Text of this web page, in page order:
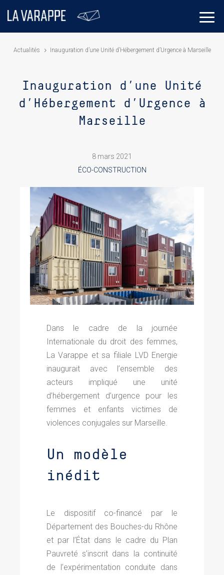
Actualités Inauguration d’une Unité d’Hébergement d’Urgence à Marseille
Inauguration d’une Unité
d’Hébergement d’Urgence à
Marseille
8 mars 2021
ÉCO-CONSTRUCTION
Dans le cadre de la journée
Internationale du droit des femmes,
La Varappe et sa filiale LVD Energie
inaugurait avec l’ensemble des
acteurs impliqué une unité
d’hébergement d’urgence pour les
femmes et enfants victimes de
violences conjugales sur Marseille.
Un modèle
inédit
Le dispositif co-financé par le
Département des Bouches-du Rhône
et par l’État dans le cadre du Plan
Pauvreté s’inscrit dans la continuité
de l’expérimentation conduite dans